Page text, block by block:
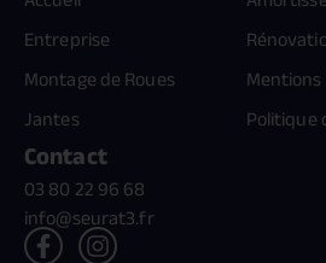
Entreprise
Montage de Roues
Jantes
Politique
Contact
03 80 22 96 68
info@seurat3.fr